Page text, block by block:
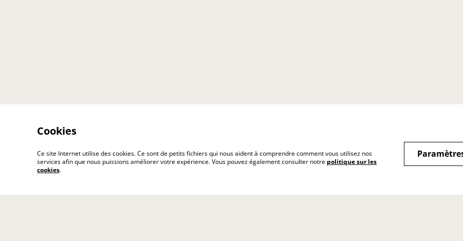
Contact Conditions générales
Politique de
Politique de
Cookies
Ce site Internet utilise des cookies. Ce sont de petits fichiers qui nous aident à comprendre comment vous utilisez nos
services afin que nous puissions améliorer votre expérience. Vous pouvez également consulter notre politique sur les
cookies.